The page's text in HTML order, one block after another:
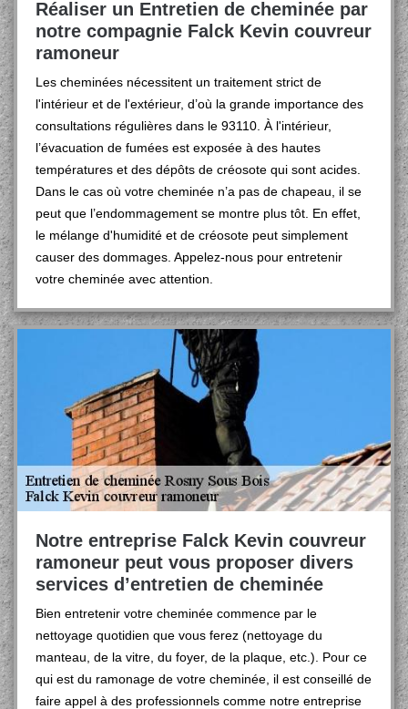
Réaliser un Entretien de cheminée par
notre compagnie Falck Kevin couvreur
ramoneur
Les cheminées nécessitent un traitement strict de
l'intérieur et de l'extérieur, d’où la grande importance des
consultations régulières dans le 93110. À l'intérieur,
l’évacuation de fumées est exposée à des hautes
températures et des dépôts de créosote qui sont acides.
Dans le cas où votre cheminée n’a pas de chapeau, il se
peut que l’endommagement se montre plus tôt. En effet,
le mélange d'humidité et de créosote peut simplement
causer des dommages. Appelez-nous pour entretenir
votre cheminée avec attention.
Notre entreprise Falck Kevin couvreur
ramoneur peut vous proposer divers
services d’entretien de cheminée
Bien entretenir votre cheminée commence par le
nettoyage quotidien que vous ferez (nettoyage du
manteau, de la vitre, du foyer, de la plaque, etc.). Pour ce
qui est du ramonage de votre cheminée, il est conseillé de
faire appel à des professionnels comme notre entreprise